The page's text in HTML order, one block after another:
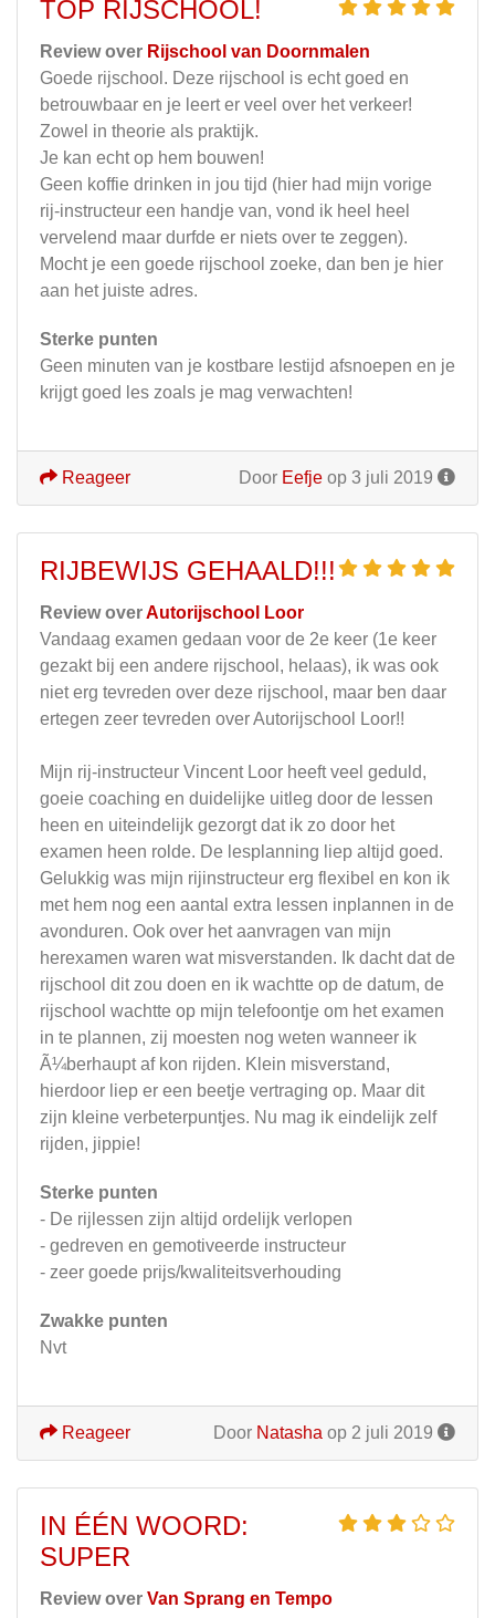
TOP RIJSCHOOL!
Review over Rijschool van Doornmalen
Goede rijschool. Deze rijschool is echt goed en
betrouwbaar en je leert er veel over het verkeer!
Zowel in theorie als praktijk.
Je kan echt op hem bouwen!
Geen koffie drinken in jou tijd (hier had mijn vorige
rij-instructeur een handje van, vond ik heel heel
vervelend maar durfde er niets over te zeggen).
Mocht je een goede rijschool zoeke, dan ben je hier
aan het juiste adres.
Sterke punten
Geen minuten van je kostbare lestijd afsnoepen en je
krijgt goed les zoals je mag verwachten!
Door Eefje op 3 juli 2019
Reageer
RIJBEWIJS GEHAALD!!!
Review overAutorijschool Loor
Vandaag examen gedaan voor de 2e keer (1e keer
gezakt bij een andere rijschool, helaas), ik was ook
niet erg tevreden over deze rijschool, maar ben daar
ertegen zeer tevreden over Autorijschool Loor!!
Mijn rij-instructeur Vincent Loor heeft veel geduld,
goeie coaching en duidelijke uitleg door de lessen
heen en uiteindelijk gezorgt dat ik zo door het
examen heen rolde. De lesplanning liep altijd goed.
Gelukkig was mijn rijinstructeur erg flexibel en kon ik
met hem nog een aantal extra lessen inplannen in de
avonduren. Ook over het aanvragen van mijn
herexamen waren wat misverstanden. Ik dacht dat de
rijschool dit zou doen en ik wachtte op de datum, de
rijschool wachtte op mijn telefoontje om het examen
in te plannen, zij moesten nog weten wanneer ik
Ã¼berhaupt af kon rijden. Klein misverstand,
hierdoor liep er een beetje vertraging op. Maar dit
zijn kleine verbeterpuntjes. Nu mag ik eindelijk zelf
rijden, jippie!
Sterke punten
- De rijlessen zijn altijd ordelijk verlopen
- gedreven en gemotiveerde instructeur
- zeer goede prijs/kwaliteitsverhouding
Zwakke punten
Nvt
Door Natasha op 2 juli 2019
Reageer
IN ÉÉN WOORD:
SUPER
Review over Van Sprang en Tempo